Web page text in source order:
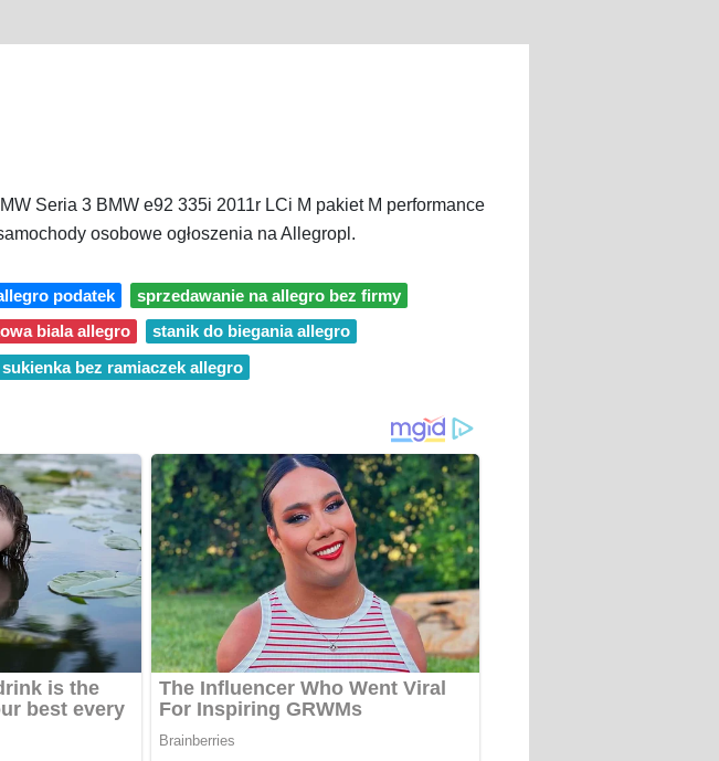
Seria 3 BMW e92 335i 2011r LCi M pakiet M performance
osobowe ogłoszenia na Allegropl.
podatek
sprzedawanie na allegro bez firmy
biala allegro
stanik do biegania allegro
sukienka bez ramiaczek allegro